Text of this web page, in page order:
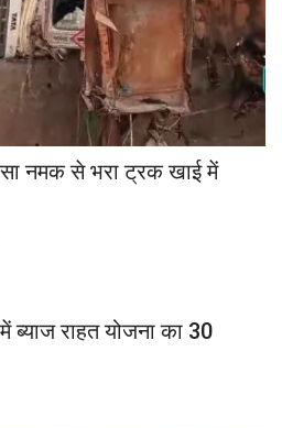
नमक से भरा ट्रक खाई में
ब्याज राहत योजना का 30